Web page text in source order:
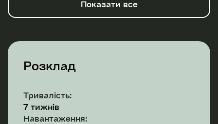
Показати все
Розклад
Тривалість:
7 тижнів
Навантаження: